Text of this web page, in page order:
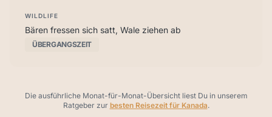
WILDLIFE
Bären fressen sich satt, Wale ziehen ab
ÜBERGANGSZEIT
Die ausführliche Monat-für-Monat-Übersicht liest Du in unserem
Ratgeber zur besten Reisezeit für Kanada.